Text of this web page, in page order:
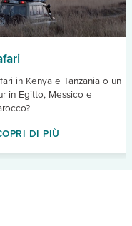
in Kenya e Tanzania o un
in Egitto, Messico e
DI PIÙ